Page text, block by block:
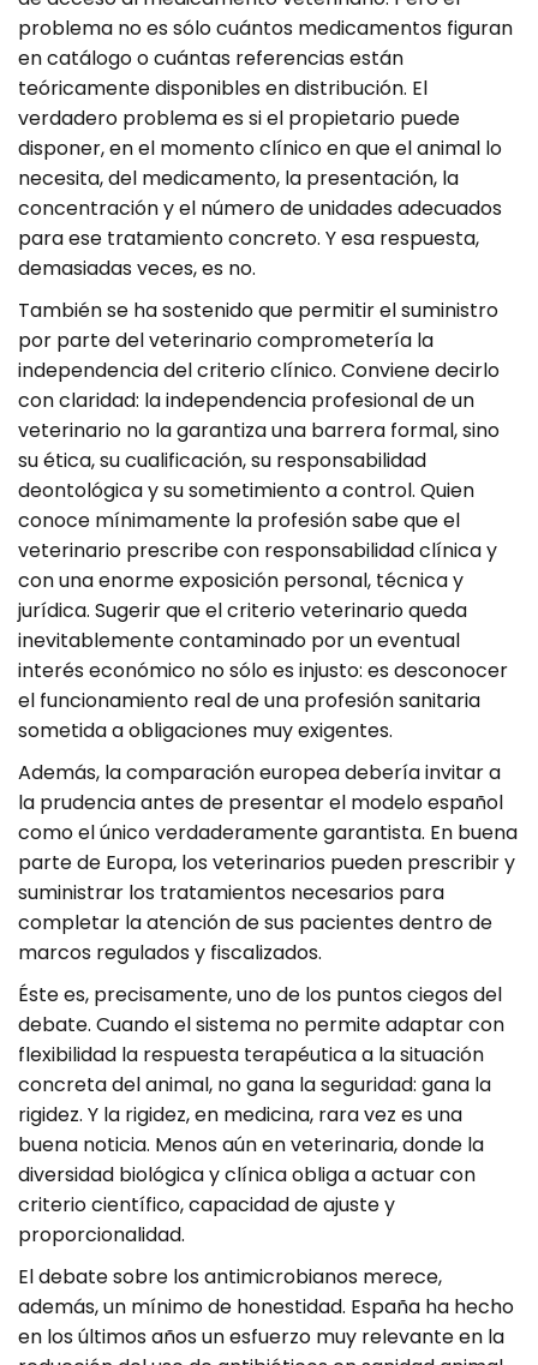
problema no es sólo cuántos medicamentos figuran
en catálogo o cuántas referencias están
teóricamente disponibles en distribución. El
verdadero problema es si el propietario puede
disponer, en el momento clínico en que el animal lo
necesita, del medicamento, la presentación, la
concentración y el número de unidades adecuados
para ese tratamiento concreto. Y esa respuesta,
demasiadas veces, es no.
También se ha sostenido que permitir el suministro
por parte del veterinario comprometería la
independencia del criterio clínico. Conviene decirlo
con claridad: la independencia profesional de un
veterinario no la garantiza una barrera formal, sino
su ética, su cualificación, su responsabilidad
deontológica y su sometimiento a control. Quien
conoce mínimamente la profesión sabe que el
veterinario prescribe con responsabilidad clínica y
con una enorme exposición personal, técnica y
jurídica. Sugerir que el criterio veterinario queda
inevitablemente contaminado por un eventual
interés económico no sólo es injusto: es desconocer
el funcionamiento real de una profesión sanitaria
sometida a obligaciones muy exigentes.
Además, la comparación europea debería invitar a
la prudencia antes de presentar el modelo español
como el único verdaderamente garantista. En buena
parte de Europa, los veterinarios pueden prescribir y
suministrar los tratamientos necesarios para
completar la atención de sus pacientes dentro de
marcos regulados y fiscalizados.
Éste es, precisamente, uno de los puntos ciegos del
debate. Cuando el sistema no permite adaptar con
flexibilidad la respuesta terapéutica a la situación
concreta del animal, no gana la seguridad: gana la
rigidez. Y la rigidez, en medicina, rara vez es una
buena noticia. Menos aún en veterinaria, donde la
diversidad biológica y clínica obliga a actuar con
criterio científico, capacidad de ajuste y
proporcionalidad.
El debate sobre los antimicrobianos merece,
además, un mínimo de honestidad. España ha hecho
en los últimos años un esfuerzo muy relevante en la